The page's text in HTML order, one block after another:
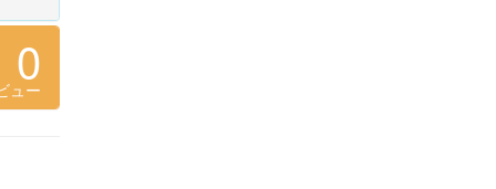
0
ュー